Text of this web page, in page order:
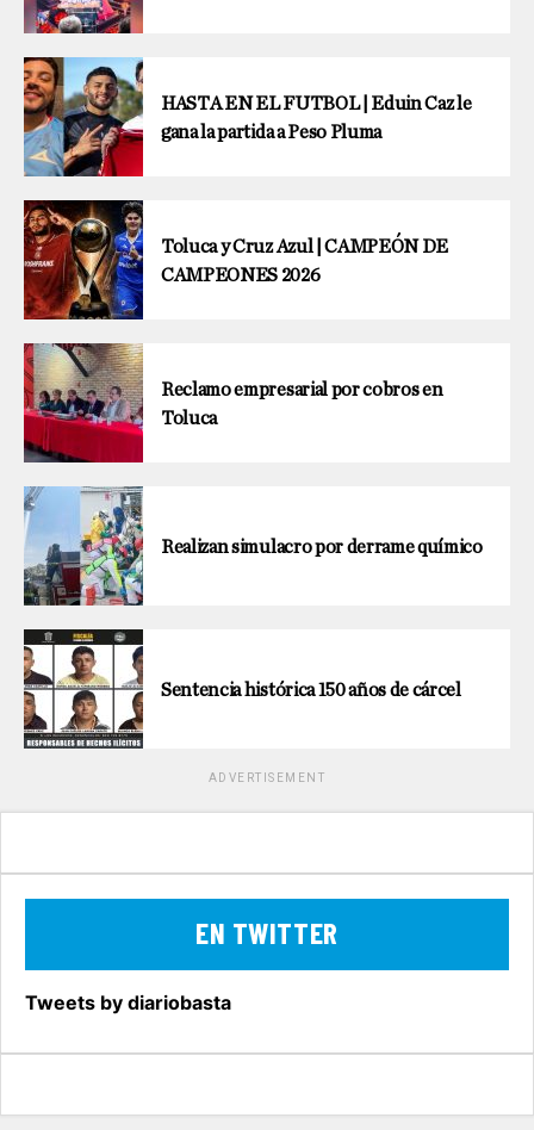
HASTA EN EL FUTBOL | Eduin Caz le
gana la partida a Peso Pluma
Toluca y Cruz Azul | CAMPEÓN DE
CAMPEONES 2026
Reclamo empresarial por cobros en
Toluca
Realizan simulacro por derrame químico
Sentencia histórica 150 años de cárcel
ADVERTISEMENT
EN TWITTER
Tweets by diariobasta